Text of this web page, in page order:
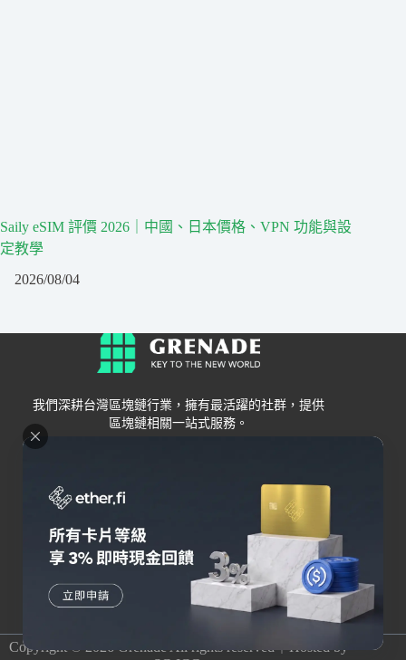
Saily eSIM 評價 2026｜中國、日本價格、VPN 功能與設
定教學
2026/08/04
我們深耕台灣區塊鏈行業，擁有最活躍的社群，提供
區塊鏈相關一站式服務。
Grenade
關於我們
聯絡我們
錢包
交易所
Bybit
OKX
HOYA BIT
其他
Copyright © 2026 Grenade All rights reserved｜Hosted by